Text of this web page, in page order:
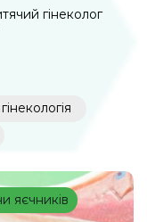
гінеколог
яєчників